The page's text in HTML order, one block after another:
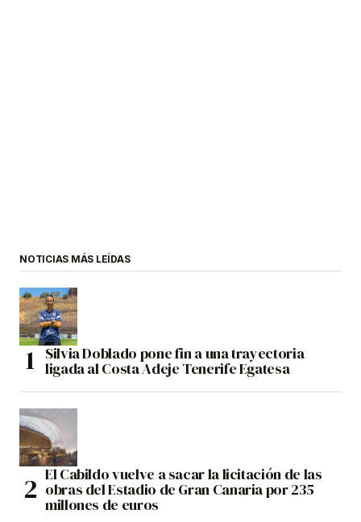
NOTICIAS MÁS LEÍDAS
Silvia Doblado pone fin a una trayectoria
ligada al Costa Adeje Tenerife Egatesa
El Cabildo vuelve a sacar la licitación de las
obras del Estadio de Gran Canaria por 235
millones de euros